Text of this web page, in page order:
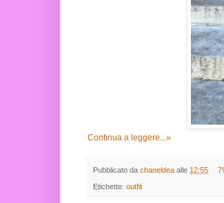
Continua a leggere...»
Pubblicato da chaneldea alle 12:55
Etichette: outfit